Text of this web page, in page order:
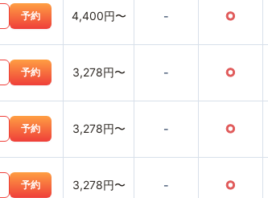
予約 4,400円〜 - ○
予約 3,278円〜 - ○
予約 3,278円〜 - ○
予約 3,278円〜 - ○